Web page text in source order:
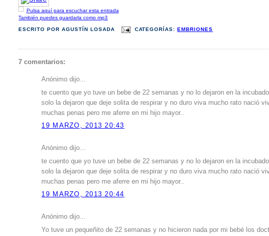
Pulsa aquí para escuchar esta entrada
También puedes guardarla como mp3
ESCRITO PORAGUSTÍN LOSADA CATEGORÍAS: EMBRIONES
7 comentarios:
Anónimo dijo...
te cuento que yo tuve un bebe de 22 semanas y no lo dejaron en la
solo la dejaron que deje solita de respirar y no duro viva mucho rato nació
muchas penas pero me aferre en mi hijo mayor..
19 MARZO, 2013 20:43
Anónimo dijo...
te cuento que yo tuve un bebe de 22 semanas y no lo dejaron en la
solo la dejaron que deje solita de respirar y no duro viva mucho rato nació
muchas penas pero me aferre en mi hijo mayor..
19 MARZO, 2013 20:44
Anónimo dijo...
Yo tuve un pequeñito de 22 semanas y no hicieron nada por mi bebé los